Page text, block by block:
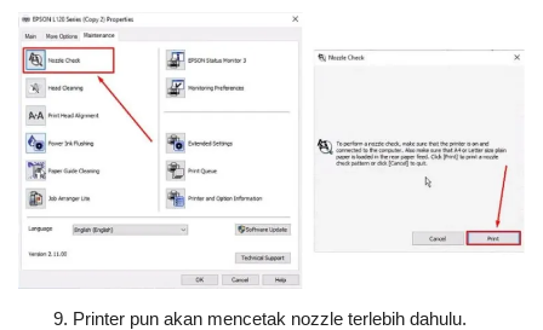
Printer pun akan mencetak nozzle terlebih dahulu.